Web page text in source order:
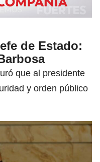
de Estado:
que al presidente
y orden público